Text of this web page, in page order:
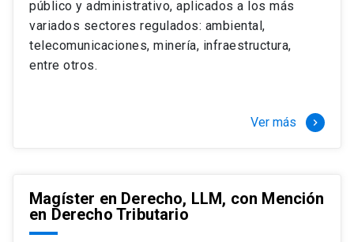
Si optas por la modalidad Full Time:
El LLM UC Full Time es una versión del programa
destinado principalmente a extranjeros, que permite
necesidades y expectativas profesionales, eligiendo
completamente al programa o compatibilizarás un
estudio intenso y exigente, con una muy baja carga
laboral, de marzo a noviembre, para dedicarte
Juan Ignacio Piña Rochefort
Director Magíster en Derecho, LLM UC
público y administrativo, aplicados a los más
variados sectores regulados: ambiental,
telecomunicaciones, minería, infraestructura,
entre otros.
Ver más keyboard_arrow_right
Magíster en Derecho, LLM, con Mención
en Derecho Tributario